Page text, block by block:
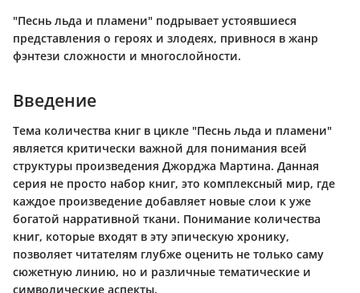
"Песнь льда и пламени" подрывает устоявшиеся
представления о героях и злодеях, привнося в жанр
фэнтези сложности и многослойности.
Введение
Тема количества книг в цикле "Песнь льда и пламени"
является критически важной для понимания всей
структуры произведения Джорджа Мартина. Данная
серия не просто набор книг, это комплексный мир, где
каждое произведение добавляет новые слои к уже
богатой нарративной ткани. Понимание количества
книг, которые входят в эту эпическую хронику,
позволяет читателям глубже оценить не только саму
сюжетную линию, но и различные тематические и
символические аспекты.